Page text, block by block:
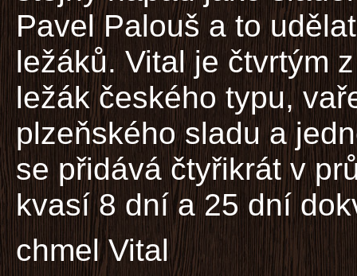
Pavel Palouš a to
ležáků. Vital je čtvrtým
ležák českého typu,
plzeňského sladu a
se přidává čtyřikrát v
kvasí 8 dní a 25 dní
chmel Vital